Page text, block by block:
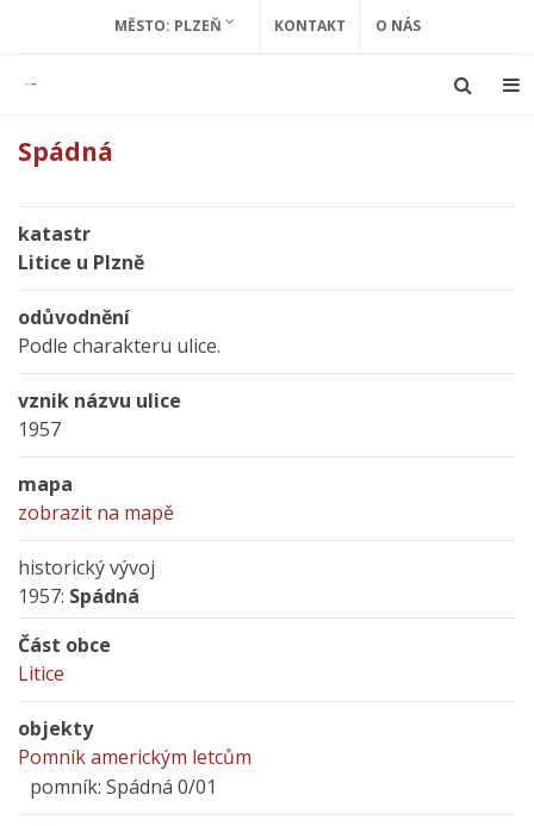
MĚSTO: PLZEŇ KONTAKT O NÁS
Spádná
katastr
Litice u Plzně
odůvodnění
Podle charakteru ulice.
vznik názvu ulice
1957
mapa
zobrazit na mapě
historický vývoj
1957: Spádná
Část obce
Litice
objekty
Pomník americkým letcům
pomník: Spádná 0/01